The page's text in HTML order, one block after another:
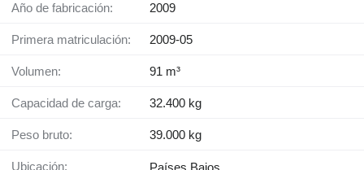
Año de fabricación: 2009
Primera matriculación: 2009-05
Volumen: 91 m³
Capacidad de carga: 32.400 kg
Peso bruto: 39.000 kg
Ubicación: